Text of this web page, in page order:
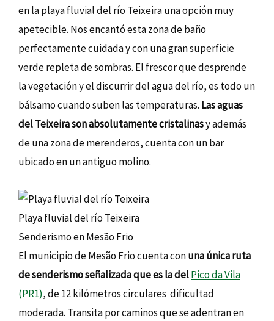
en la playa fluvial del río Teixeira una opción muy
apetecible. Nos encantó esta zona de baño
perfectamente cuidada y con una gran superficie
verde repleta de sombras. El frescor que desprende
la vegetación y el discurrir del agua del río, es todo un
bálsamo cuando suben las temperaturas. Las aguas
del Teixeira son absolutamente cristalinasy además
de una zona de merenderos, cuenta con un bar
ubicado en un antiguo molino.
Playa fluvial del río Teixeira
Senderismo en Mesão Frio
El municipio de Mesão Frio cuenta conuna única ruta
de senderismo señalizada que es la delPico da Vila
(PR1), de 12 kilómetros circulares dificultad
moderada. Transita por caminos que se adentran en